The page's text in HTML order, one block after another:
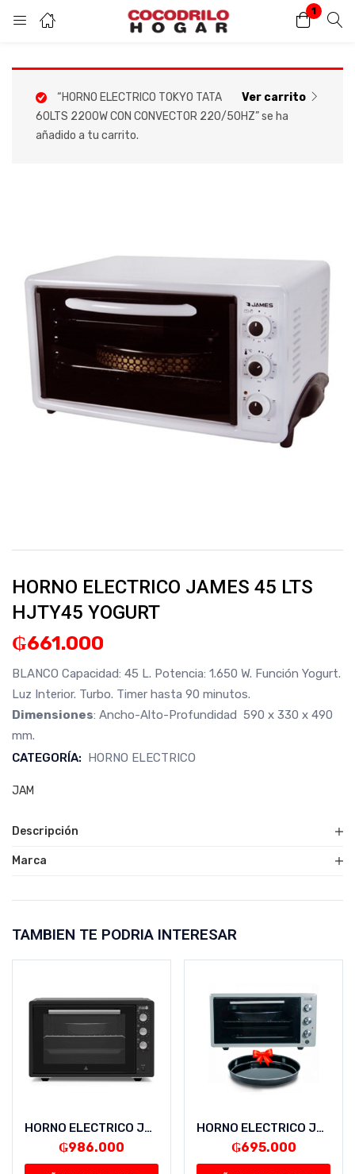
1
Inicio de sesión
Introduzca su nombre de usuario y contraseña para iniciar sesión.
Ver carrito
“HORNO ELECTRICO TOKYO TATA
60LTS 2200W CON CONVECTOR 220/50HZ” se ha
añadido a tu carrito.
HORNO ELECTRICO JAMES 45 LTS
HJTY45 YOGURT
₲661.000
BLANCO Capacidad: 45 L. Potencia: 1.650 W. Función Yogurt.
Luz Interior. Turbo. Timer hasta 90 minutos.
Dimensiones: Ancho-Alto-Profundidad 590 x 330 x 490
mm.
CATEGORÍA: HORNO ELECTRICO
JAM
Descripción
Marca
TAMBIEN TE PODRIA INTERESAR
HORNO ELECTRICO JAM SIRIUS 70LT NEGRO HE-70NG 120M 1400W 220/240V/50HZ
₲986.000
HORNO ELECTRICO JAM SIRIUS 45L INOX HE-45IX 120M 300°C 1400W 220/240V/50HZ TC
₲695.000